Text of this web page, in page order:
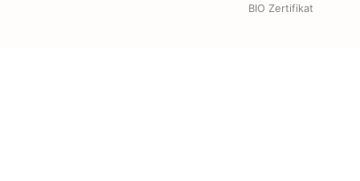
BIO Zertifikat